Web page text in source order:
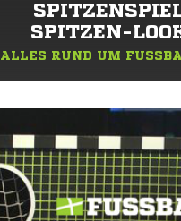
SPITZEN-
ALLES RUND UM